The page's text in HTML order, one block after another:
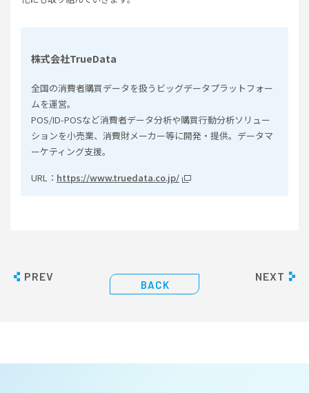
株式会社TrueData
全国の消費者購買データを扱うビッグデータプラットフォー
ムを運営。
POS/ID-POSなど消費者データ分析や購買行動分析ソリュー
ションを小売業、消費財メーカー等に開発・提供。データマ
ーケティング支援。
URL： https://www.truedata.co.jp/
PREV NEXT
BACK